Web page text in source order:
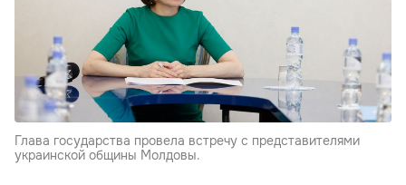
Глава государства провела встречу с представителями
украинской общины Молдовы.